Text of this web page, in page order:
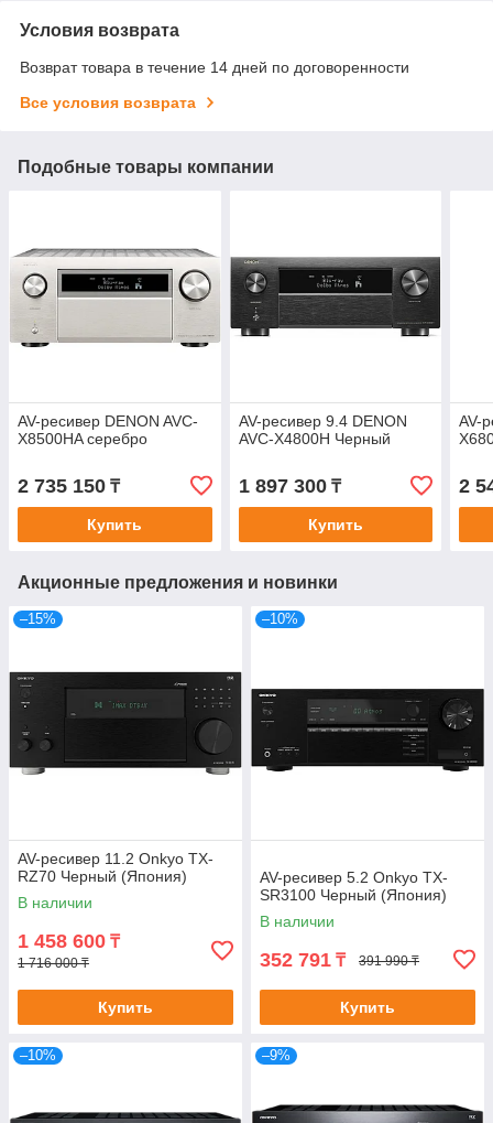
Условия возврата
Возврат товара в течение 14 дней по договоренности
Все условия возврата
Подобные товары компании
AV-ресивер DENON AVC-
X8500HA серебро
2 735 150 ₸
Купить
AV-ресивер 9.4 DENON
AVC-X4800H Черный
1 897 300₸
Купить
AV-
2
Акционные предложения и новинки
–15%
AV-ресивер 11.2 Onkyo TX-
RZ70 Черный (Япония)
В наличии
1 458 600 ₸
1 716 000 ₸
Купить
–10%
AV-ресивер 5.2 Onkyo TX-
SR3100 Черный (Япония)
В наличии
352 791 ₸ 391 990 ₸
Купить
–10% –9%